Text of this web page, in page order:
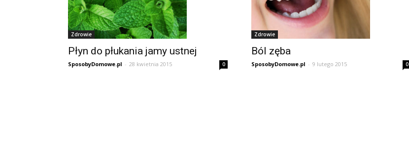
Zdrowie
Płyn do płukania jamy ustnej
SposobyDomowe.pl - 28 kwietnia 2015 0
Zdrowie
Ból zęba
SposobyDomowe.pl - 9 lutego 2015 0